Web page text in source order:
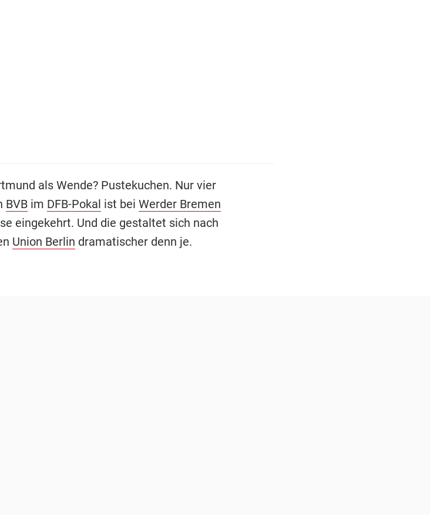
als Wende? Pustekuchen. Nur vier
BVBim DFB-Pokal ist bei Werder Bremen
eingekehrt. Und die gestaltet sich nach
Union Berlin dramatischer denn je.